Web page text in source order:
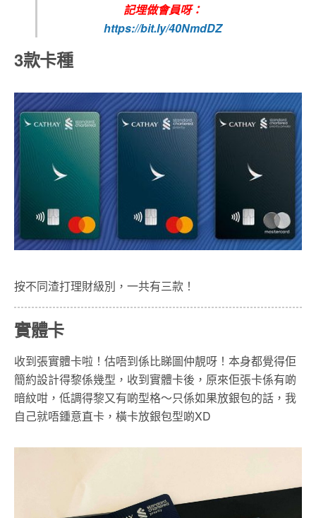
記埋做會員呀：
https://bit.ly/40NmdDZ
3款卡種
按不同渣打理財級別，一共有三款！
實體卡
收到張實體卡啦！估唔到係比睇圖仲靚呀！本身都覺得佢
簡約設計得黎係幾型，收到實體卡後，原來佢張卡係有啲
暗紋咁，低調得黎又有啲型格～只係如果放銀包的話，我
自己就唔鍾意直卡，橫卡放銀包型啲XD